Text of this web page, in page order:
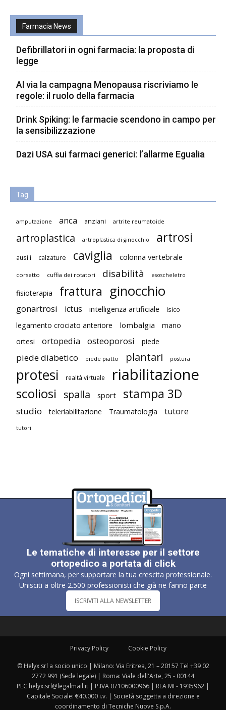
Farmacia News
Defibrillatori in ogni farmacia: la proposta di
legge
Al via la campagna Menopausa riscriviamo le
regole: il ruolo della farmacia
Drink Spiking: le farmacie scendono in campo per
la sensibilizzazione
Dazi USA sui farmaci generici: l’allarme Egualia
Tag
amputazione anca anziani artrite reumatoide
artroplastica artroplastica di ginocchio artrosi
ausili calzature caviglia colonna vertebrale
corsetto cuffia dei rotatori disabilità esoscheletro
fisioterapia frattura ginocchio
gonartrosi ictus intelligenza artificiale Isico
legamento crociato anteriore lombalgia
mano
ortesi
ortopedia osteoporosi piede
piede diabetico piede piatto plantari postura
protesi realtà virtuale riabilitazione
scoliosi spalla sport stampa 3D
studio teleriabilitazione Traumatologia tutore
tutori
Le tematiche di interesse per il settore
ortopedico a portata di click
Ogni settimana, per supportare la tua crescita professionale.
Unisciti a oltre 2.500 professionisti che già ne fanno parte
ISCRIVITI ALLA NEWSLETTER
Privacy Policy Cookie Policy
© Helyx srl a socio unico | Milano: Via Eritrea, 21 – 20157 Tel +39 02
2772 991 (Sede legale) | Roma: Viale dell'Arte, 25 - 00144
PEC helyx.srl@legalmail.it | P.IVA 07106000966 | REA MI - 1935962 |
Capitale Sociale: €40.000 i.v. | Società soggetta a direzione e
coordinamento di Tecniche Nuove S.p.A.